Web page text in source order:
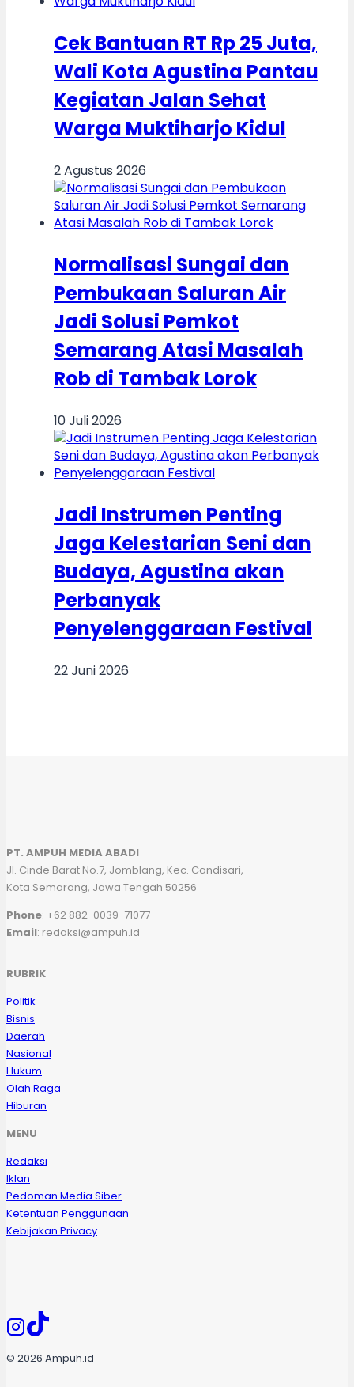
Cek Bantuan RT Rp 25 Juta,
Wali Kota Agustina Pantau
Kegiatan Jalan Sehat
Warga Muktiharjo Kidul
2 Agustus 2026
Normalisasi Sungai dan
Pembukaan Saluran Air
Jadi Solusi Pemkot
Semarang Atasi Masalah
Rob di Tambak Lorok
10 Juli 2026
Jadi Instrumen Penting
Jaga Kelestarian Seni dan
Budaya, Agustina akan
Perbanyak
Penyelenggaraan Festival
22 Juni 2026
PT. AMPUH MEDIA ABADI
Jl. Cinde Barat No.7, Jomblang, Kec. Candisari,
Kota Semarang, Jawa Tengah 50256
Phone: +62 882-0039-71077
Email: redaksi@ampuh.id
RUBRIK
Politik
Bisnis
Daerah
Nasional
Hukum
Olah Raga
Hiburan
MENU
Redaksi
Iklan
Pedoman Media Siber
Ketentuan Penggunaan
Kebijakan Privacy
© 2026 Ampuh.id